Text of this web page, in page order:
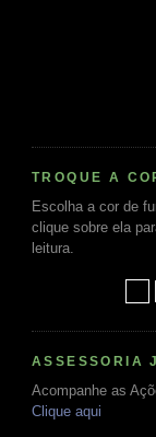
TROQUE A
Escolha a cor de
clique sobre ela
leitura.
ASSESSORIA
Acompanhe as
Clique aqui